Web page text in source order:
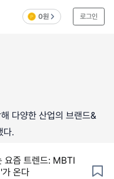
0원 로그인
다양한 산업의 브랜드&
다.
요즘 트렌드: MBTI
온다